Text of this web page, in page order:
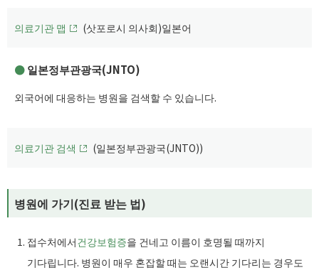
의료기관 맵 (삿포로시 의사회)일본어
일본정부관광국(JNTO)
외국어에 대응하는 병원을 검색할 수 있습니다.
의료기관 검색 (일본정부관광국(JNTO))
병원에 가기(진료 받는 법)
접수처에서건강보험증을 건네고 이름이 호명될 때까지
기다립니다. 병원이 매우 혼잡할 때는 오랜시간 기다리는 경우도